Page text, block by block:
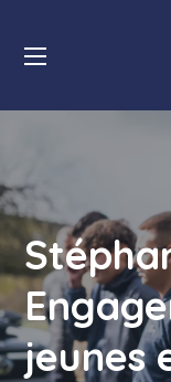
jeunes